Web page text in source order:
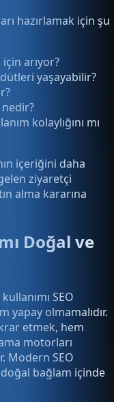
hazırlamak için şu
arıyor?
yaşayabilir?
kolaylığını mı
içeriğini daha
ziyaretçi
alma kararına
Doğal ve
SEO
yapay olmamalıdır.
etmek, hem
motorları
Modern SEO
bağlam içinde